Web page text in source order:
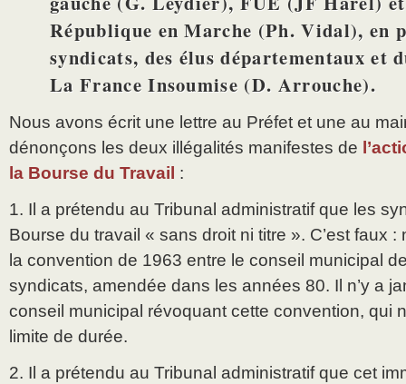
République en Marche (Ph. Vidal), en
syndicats, des élus départementaux et
La France Insoumise (D. Arrouche).
Nous avons écrit une lettre au Préfet et une au
dénonçons les deux illégalités manifestes de
la Bourse du Travail :
1. Il a prétendu au Tribunal administratif que les
Bourse du travail « sans droit ni titre ». C’est faux
la convention de 1963 entre le conseil municipal
syndicats, amendée dans les années 80. Il n’y a
conseil municipal révoquant cette convention, qui
limite de durée.
2. Il a prétendu au Tribunal administratif que cet